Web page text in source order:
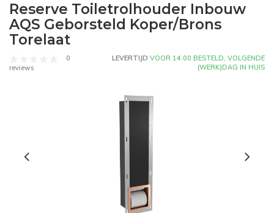
Reserve Toiletrolhouder Inbouw
AQS Geborsteld Koper/Brons
Torelaat
0
reviews
LEVERTIJD VOOR 14:00 BESTELD, VOLGENDE
(WERK)DAG IN HUIS